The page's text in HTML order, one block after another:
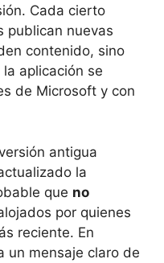
Cada cierto
publican nuevas
contenido, sino
aplicación se
de Microsoft y con
antigua
la
que no
por quienes
reciente. En
un mensaje claro de